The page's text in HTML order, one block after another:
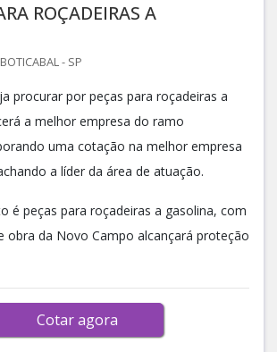
ROÇADEIRAS A
- SP
procurar por peças para roçadeiras a
a melhor empresa do ramo
uma cotação na melhor empresa
a líder da área de atuação.
é peças para roçadeiras a gasolina, com
obra da Novo Campo alcançará proteção
Cotar agora